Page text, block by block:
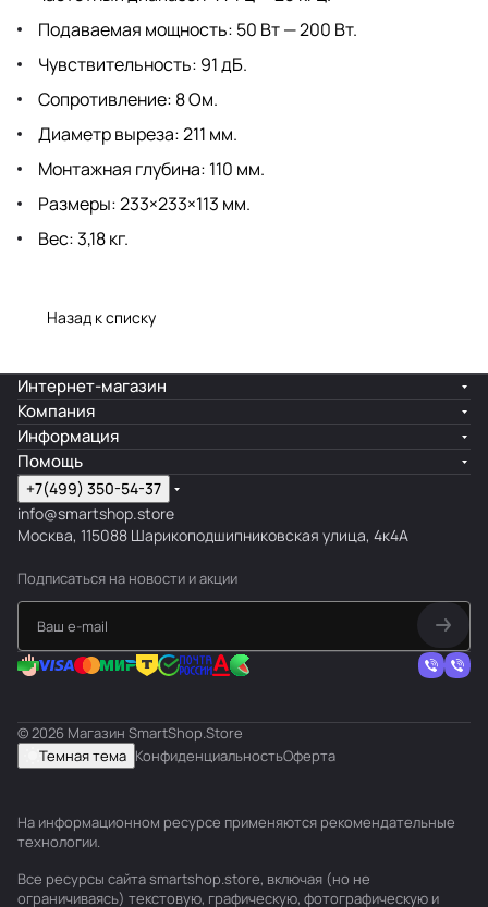
Подаваемая мощность: 50 Вт — 200 Вт.
Чувствительность: 91 дБ.
Сопротивление: 8 Ом.
Диаметр выреза: 211 мм.
Монтажная глубина: 110 мм.
Размеры: 233×233×113 мм.
Вес: 3,18 кг.
Назад к списку
Интернет-магазин
Компания
Информация
Помощь
+7(499) 350-54-37
info@smartshop.store
Москва, 115088 Шарикоподшипниковская улица, 4к4А
Подписаться на новости и акции
© 2026 Магазин SmartShop.Store
Темная тема КонфиденциальностьОферта
На информационном ресурсе применяются рекомендательные
технологии.
Все ресурсы сайта smartshop.store, включая (но не
ограничиваясь) текстовую, графическую, фотографическую и